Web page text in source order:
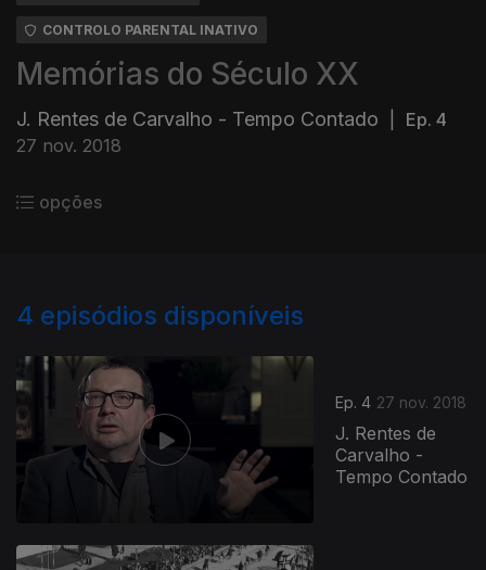
CONTROLO PARENTAL INATIVO
Memórias do Século XX
J. Rentes de Carvalho - Tempo Contado
Ep. 4
27 nov. 2018
opções
4 episódios disponíveis
Ep. 4 27 nov. 2018
J. Rentes de
Carvalho -
Tempo Contado